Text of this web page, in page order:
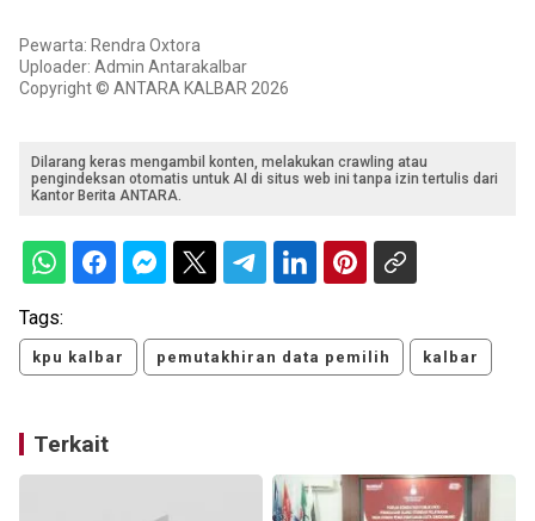
Pewarta: Rendra Oxtora
Uploader: Admin Antarakalbar
Copyright © ANTARA KALBAR 2026
Dilarang keras mengambil konten, melakukan crawling atau
pengindeksan otomatis untuk AI di situs web ini tanpa izin tertulis dari
Kantor Berita ANTARA.
Tags:
kpu kalbar pemutakhiran data pemilih kalbar
Terkait